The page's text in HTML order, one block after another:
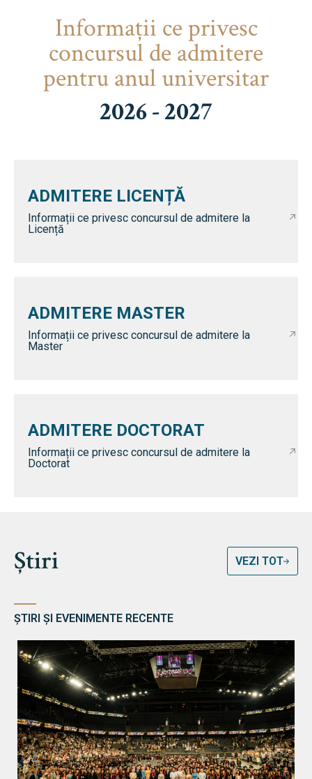
Informaţii ce privesc
concursul de admitere
pentru anul universitar
2026 - 2027
ADMITERE LICENȚĂ
Informații ce privesc concursul de admitere la
Licență
ADMITERE MASTER
Informații ce privesc concursul de admitere la
Master
ADMITERE DOCTORAT
Informații ce privesc concursul de admitere la
Doctorat
Știri VEZI TOT
ȘTIRI ȘI EVENIMENTE RECENTE